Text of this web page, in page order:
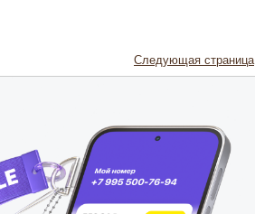
Следующая страница